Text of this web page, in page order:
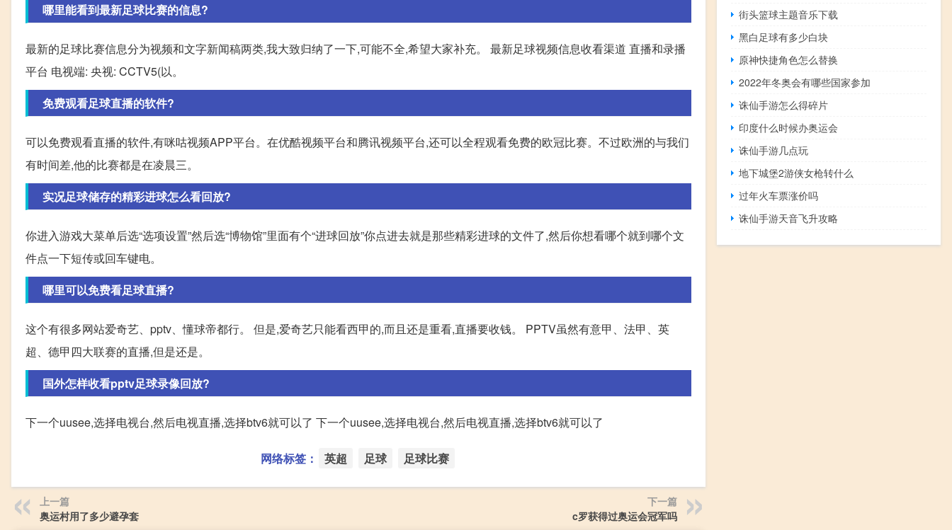
哪里能看到最新足球比赛的信息?
最新的足球比赛信息分为视频和文字新闻稿两类,我大致归纳了一下,可能不全,希望大家补充。 最新足球视频信息收看渠道 直播和录播
平台 电视端: 央视: CCTV5(以。
免费观看足球直播的软件?
可以免费观看直播的软件,有咪咕视频APP平台。在优酷视频平台和腾讯视频平台,还可以全程观看免费的欧冠比赛。不过欧洲的与我们
有时间差,他的比赛都是在凌晨三。
实况足球储存的精彩进球怎么看回放?
你进入游戏大菜单后选“选项设置”然后选“博物馆”里面有个“进球回放”你点进去就是那些精彩进球的文件了,然后你想看哪个就到哪个文
件点一下短传或回车键电。
哪里可以免费看足球直播?
这个有很多网站爱奇艺、pptv、懂球帝都行。 但是,爱奇艺只能看西甲的,而且还是重看,直播要收钱。 PPTV虽然有意甲、法甲、英
超、德甲四大联赛的直播,但是还是。
国外怎样收看pptv足球录像回放?
下一个uusee,选择电视台,然后电视直播,选择btv6就可以了 下一个uusee,选择电视台,然后电视直播,选择btv6就可以了
网络标签： 英超 足球 足球比赛
上一篇
奥运村用了多少避孕套
下一篇
c罗获得过奥运会冠军吗
街头篮球主题音乐下载
黑白足球有多少白块
原神快捷角色怎么替换
2022年冬奥会有哪些国家参加
诛仙手游怎么得碎片
印度什么时候办奥运会
诛仙手游几点玩
地下城堡2游侠女枪转什么
过年火车票涨价吗
诛仙手游天音飞升攻略